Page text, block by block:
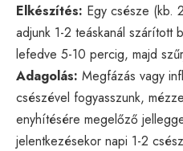
Elkészítés: Egy csésze (kb.
adjunk 1-2 teáskanál szárított
lefedve 5-10 percig, majd
Adagolás: Megfázás vagy
csészével fogyasszunk,
enyhítésére megelőző
jelentkezésekor napi 1-2